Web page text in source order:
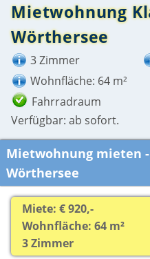
Mietwohnung
Wörthersee
3 Zimmer
Wohnfläche: 64 m²
Fahrradraum
Verfügbar: ab sofort.
Mietwohnung mieten
Wörthersee
Miete: € 920,-
Wohnfläche: 64 m²
3 Zimmer